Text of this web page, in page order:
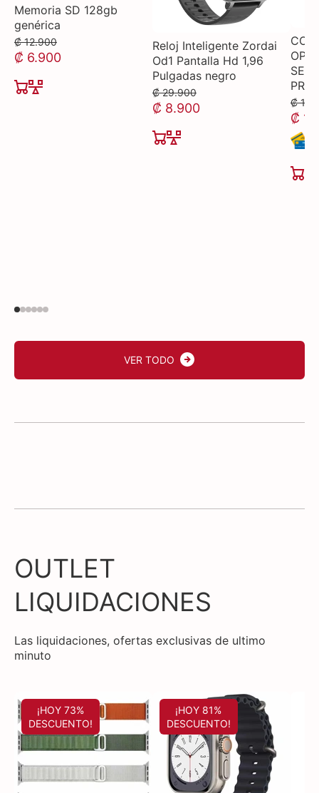
Memoria SD 128gb
genérica
₡ 12.900
₡ 6.900
Reloj Inteligente Zordai
Od1 Pantalla Hd 1,96
Pulgadas negro
₡ 29.900
₡ 8.900
PRO
₡
₡
VER TODO
OUTLET
LIQUIDACIONES
Las liquidaciones, ofertas exclusivas de ultimo
minuto
¡HOY 73%
DESCUENTO!
¡HOY 81%
DESCUENTO!